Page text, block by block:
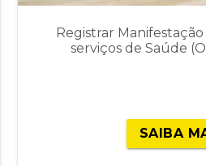
Registrar
serviços de Saúde
SAIBA